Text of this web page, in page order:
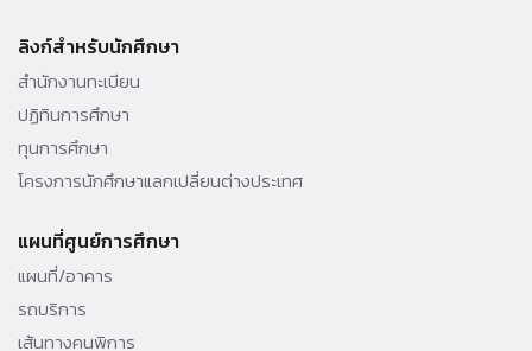
010 - 69 ต่อ 3000
ลิงก์สำหรับนักศึกษา
สำนักงานทะเบียน
ปฏิทินการศึกษา
ทุนการศึกษา
โครงการนักศึกษาแลกเปลี่ยนต่างประเทศ
แผนที่ศูนย์การศึกษา
แผนที่/อาคาร
รถบริการ
เส้นทางคนพิการ